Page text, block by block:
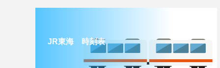
JR東海 時刻表